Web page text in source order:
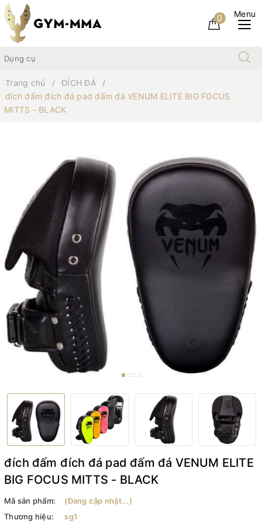
0
Trang chủ
ĐÍCH ĐÁ
đích đấm đích đá pad đấm đá VENUM ELITE BIG FOCUS
MITTS - BLACK
đích đấm đích đá pad đấm đá VENUM ELITE
BIG FOCUS MITTS - BLACK
Mã sản phẩm:
(Đang cập nhật...)
Thương hiệu:
sg1